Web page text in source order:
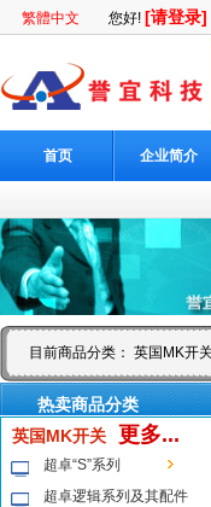
繁體中文 您好! [请登录]
首页 企业简介
目前商品分类： 英国MK开
热卖商品分类
英国MK开关
更多...
超卓“S”系列
超卓逻辑系列及其配件